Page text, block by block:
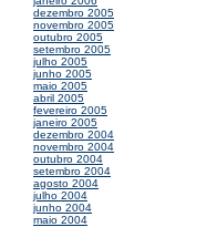
dezembro 2005
novembro 2005
outubro 2005
setembro 2005
julho 2005
junho 2005
maio 2005
abril 2005
fevereiro 2005
janeiro 2005
dezembro 2004
novembro 2004
outubro 2004
setembro 2004
agosto 2004
julho 2004
junho 2004
maio 2004